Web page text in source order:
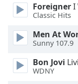
Opacity
Caption
Background
Color
ForeignerI
Classic Hits
Men At
Sunny 107.9
Bon Jovi
WDNY